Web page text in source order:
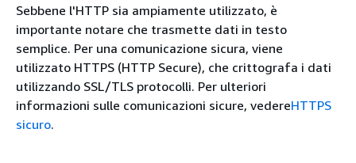
Sebbene l'HTTP sia ampiamente utilizzato, è
importante notare che trasmette dati in testo
semplice. Per una comunicazione sicura, viene
utilizzato HTTPS (HTTP Secure), che crittografa i dati
utilizzando SSL/TLS protocolli. Per ulteriori
informazioni sulle comunicazioni sicure, vedereHTTPS
sicuro.